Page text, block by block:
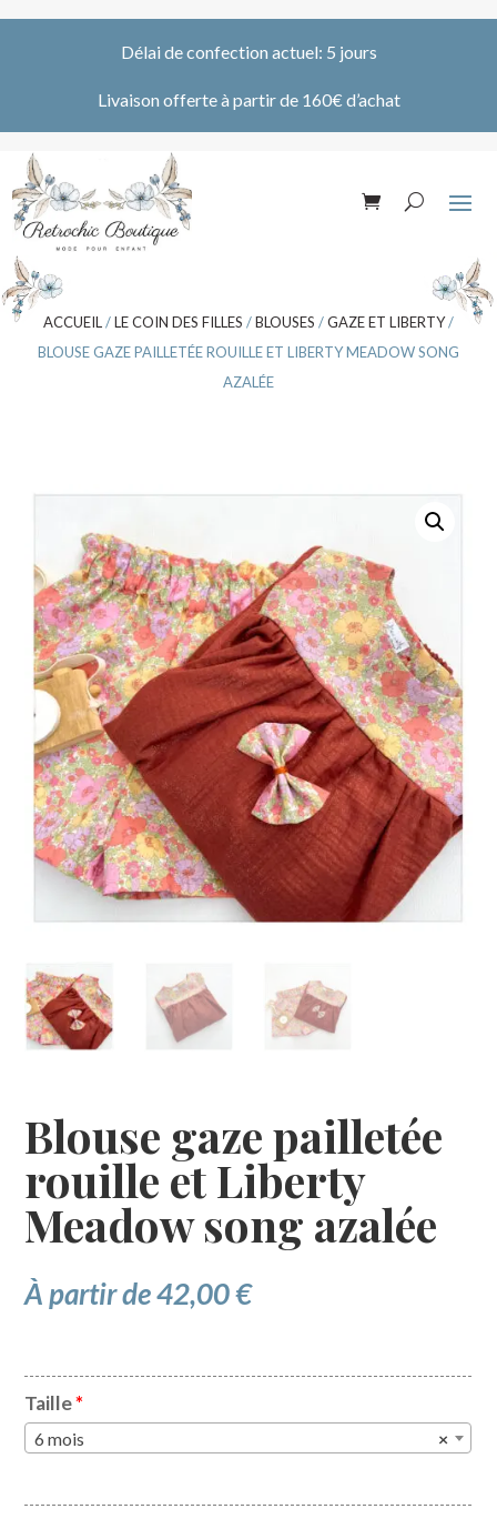
Délai de confection actuel: 5 jours
Livaison offerte à partir de 160€ d’achat
ACCUEIL /LE COIN DES FILLES /BLOUSES /GAZE ET LIBERTY/
BLOUSE GAZE PAILLETÉE ROUILLE ET LIBERTY MEADOW SONG
AZALÉE
Blouse gaze pailletée
rouille et Liberty
Meadow song azalée
À partir de42,00€
Taille*
×
6 mois